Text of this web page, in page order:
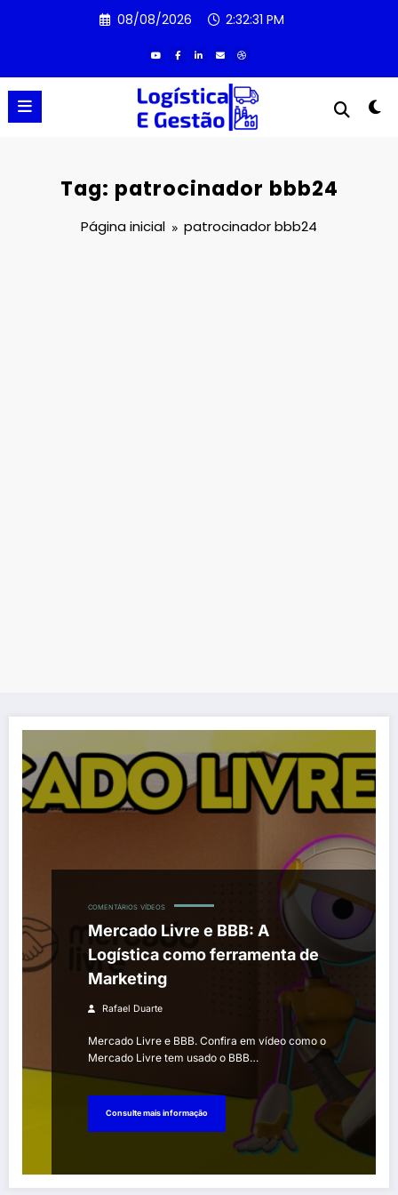
08/08/2026 2:32:31 PM
Tag: patrocinador bbb24
Página inicial patrocinador bbb24
COMENTÁRIOS VÍDEOS
Mercado Livre e BBB: A
Logística como ferramenta de
Marketing
Rafael Duarte
Mercado Livre e BBB. Confira em vídeo como o
Mercado Livre tem usado o BBB…
Consulte mais informação